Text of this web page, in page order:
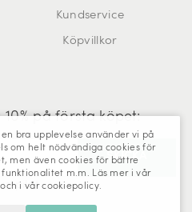
Kundservice
Köpvillkor
på första köpet:
bra upplevelse använder vi på
om helt nödvändiga cookies för
men även cookies för bättre
m.m. Läs mer i vår
i vårcookiepolicy.